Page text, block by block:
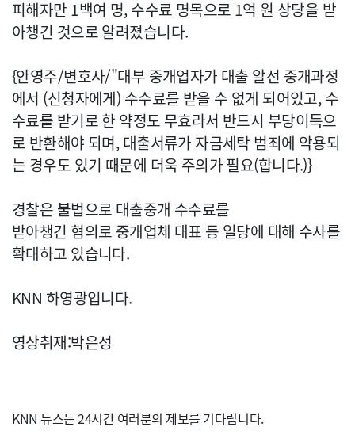
피해자만 1백여 명, 수수료 명목으로 1억 원 상당을 받
아챙긴 것으로 알려졌습니다.
{안영주/변호사/"대부 중개업자가 대출 알선 중개과정
에서 (신청자에게) 수수료를 받을 수 없게 되어있고, 수
수료를 받기로 한 약정도 무효라서 반드시 부당이득으
로 반환해야 되며, 대출서류가 자금세탁 범죄에 악용되
는 경우도 있기 때문에 더욱 주의가 필요(합니다.)}
경찰은 불법으로 대출중개 수수료를
받아챙긴 혐의로 중개업체 대표 등 일당에 대해 수사를
확대하고 있습니다.
KNN 하영광입니다.
영상취재:박은성
KNN 뉴스는 24시간 여러분의 제보를 기다립니다.